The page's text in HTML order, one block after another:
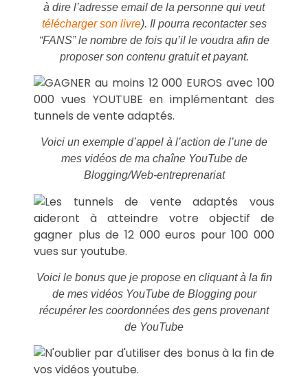
à dire l’adresse email de la personne qui veut
télécharger son livre). Il pourra recontacter ses
“FANS” le nombre de fois qu’il le voudra afin de
proposer son contenu gratuit et payant.
Voici un exemple d’appel à l’action de l’une de
mes vidéos de ma chaîne YouTube de
Blogging/Web-entreprenariat
Voici le bonus que je propose en cliquant à la fin
de mes vidéos YouTube de Blogging pour
récupérer les coordonnées des gens provenant
de YouTube